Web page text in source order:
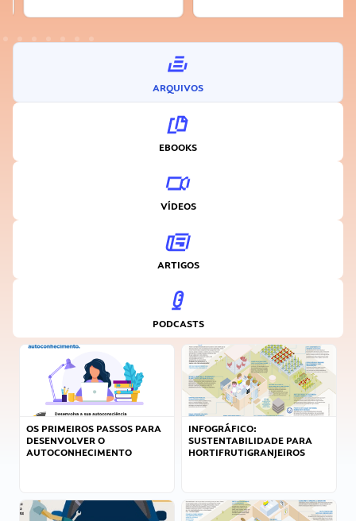
ARQUIVOS
EBOOKS
VÍDEOS
ARTIGOS
PODCASTS
OS PRIMEIROS PASSOS PARA
DESENVOLVER O
AUTOCONHECIMENTO
INFOGRÁFICO:
SUSTENTABILIDADE PARA
HORTIFRUTIGRANJEIROS